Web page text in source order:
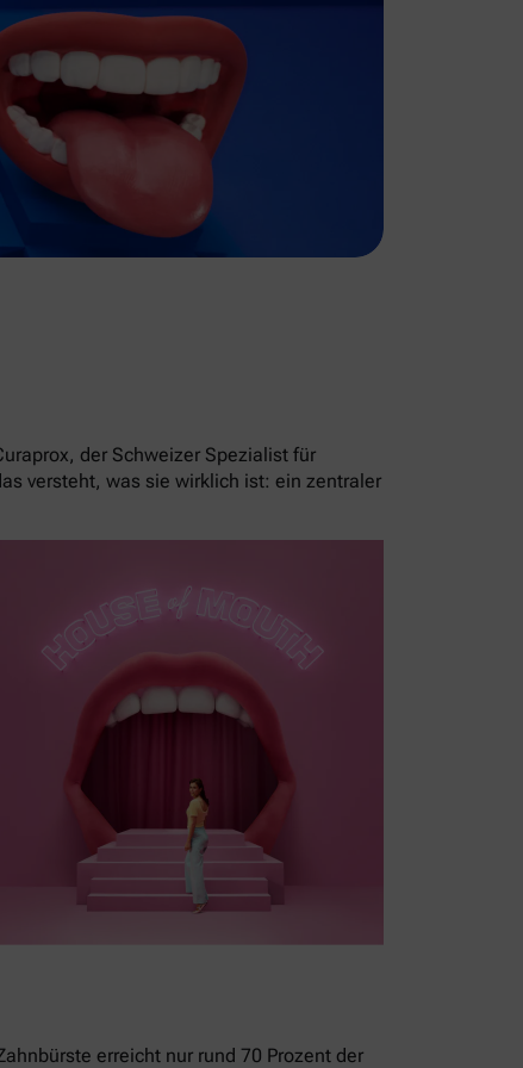
der Schweizer Spezialist für
versteht, was sie wirklich ist: ein zentraler
erreicht nur rund 70 Prozent der